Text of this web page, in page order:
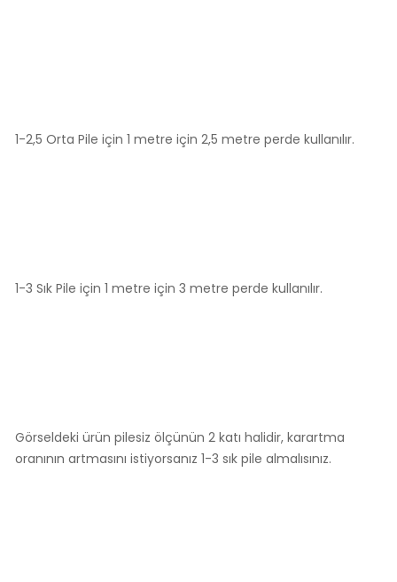
1-2,5 Orta Pile için 1 metre için 2,5 metre perde kullanılır.
1-3 Sık Pile için 1 metre için 3 metre perde kullanılır.
Görseldeki ürün pilesiz ölçünün 2 katı halidir, karartma
oranının artmasını istiyorsanız 1-3 sık pile almalısınız.